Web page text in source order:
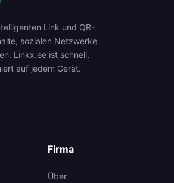
Link und QR-
sozialen Netzwerke
Linkx.ee ist schnell,
auf jedem Gerät.
Firma
Über